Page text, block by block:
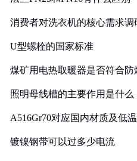
消费者对洗衣机的核心需求调
U型螺栓的国家标准
煤矿用电热取暖器是否符合
照明母线槽的主要作用是什么
A516Gr70对应国内材质及低
镀镍钢带可以过多少电流